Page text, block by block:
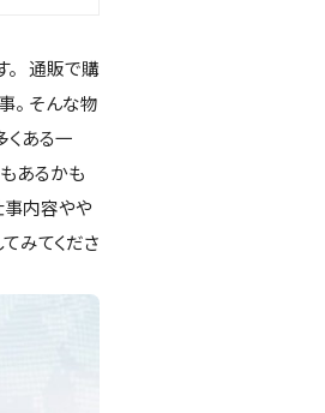
。 通販で購
。 そんな物
ある一
あるかも
事内容やや
みてくださ